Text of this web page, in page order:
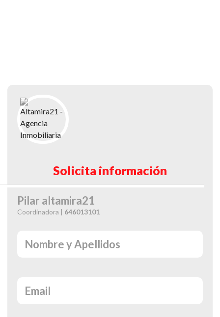
Solicita información
Pilar altamira21
Coordinadora | 646013101